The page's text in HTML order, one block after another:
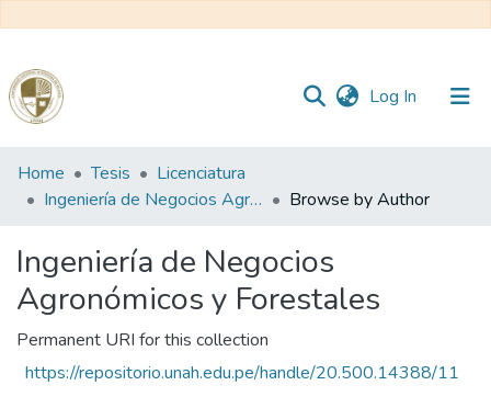
Log In (current)
Communities
&
All of DSpace
Reglamento
Home Tesis
Licenciatura
Ingeniería de Negocios Agronómicos y Forestales
Browse by Author
Ingeniería de Negocios
Agronómicos y Forestales
Permanent URI for this collection
https://repositorio.unah.edu.pe/handle/20.500.14388/11